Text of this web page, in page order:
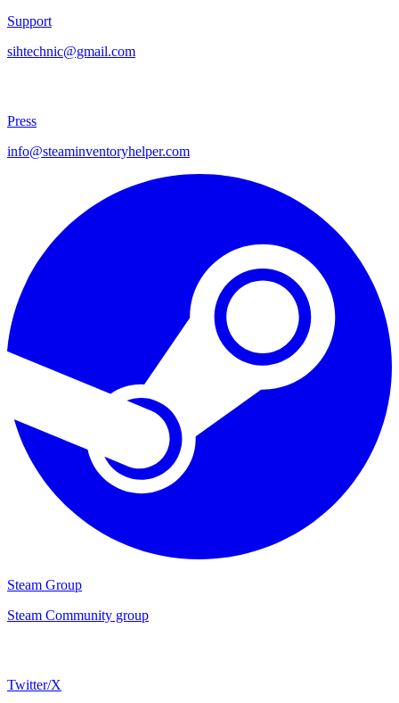
Support
sihtechnic@gmail.com
Press
info@steaminventoryhelper.com
Steam Group
Steam Community group
Twitter/X